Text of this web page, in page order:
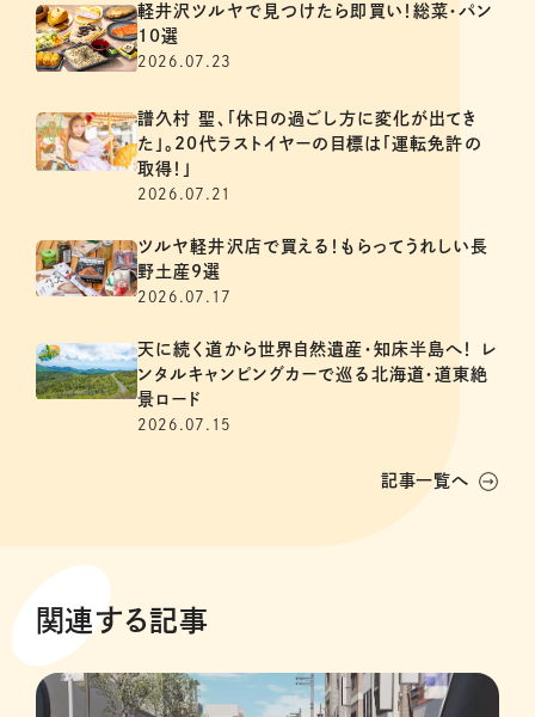
軽井沢ツルヤで見つけたら即買い！総菜・パン
10選
2026.07.23
譜久村 聖、「休日の過ごし方に変化が出てき
た」。20代ラストイヤーの目標は「運転免許の
取得！」
2026.07.21
ツルヤ軽井沢店で買える！もらってうれしい長
野土産9選
2026.07.17
天に続く道から世界自然遺産・知床半島へ！ レ
ンタルキャンピングカーで巡る北海道・道東絶
景ロード
2026.07.15
記事一覧へ
関連する記事